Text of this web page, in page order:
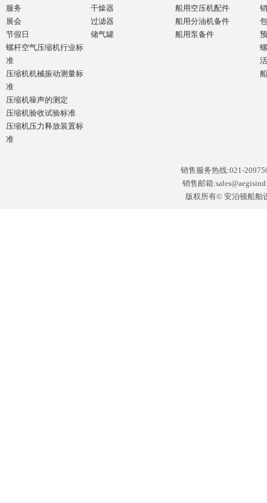
服务
展会
节假日
螺杆空气压缩机行业标
准
压缩机机械振动测量标
准
压缩机噪声的测定
压缩机验收试验标准
压缩机压力释放装置标
准
干燥器
过滤器
储气罐
船用空压机配件
船用分油机备件
船用泵备件
销售服务热线:021-
销售邮箱
版权所有© 安泊顿船